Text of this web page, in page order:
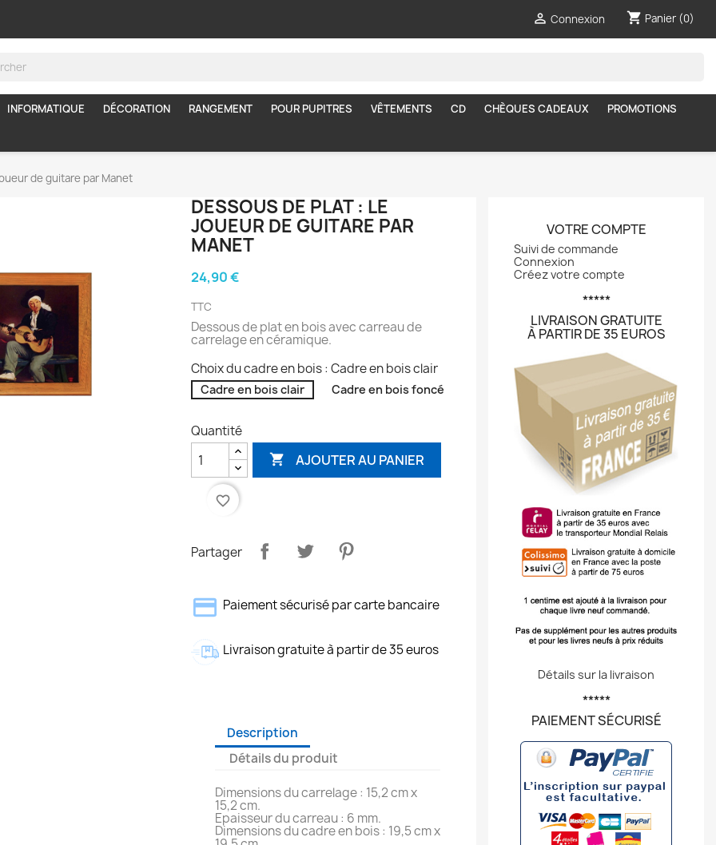
 Connexion shopping_cart Panier (0)
INFORMATIQUE DÉCORATION RANGEMENT POUR PUPITRES VÊTEMENTS CD CHÈQUES CADEAUX
PROMOTIONS
de guitare par Manet
DESSOUS DE PLAT : LE
JOUEUR DE GUITARE PAR
MANET
24,90 €
TTC
Dessous de plat en bois avec carreau de
carrelage en céramique.
Choix du cadre en bois : Cadre en bois clair
Cadre en bois clair Cadre en bois foncé
Quantité
 AJOUTER AU PANIER
favorite_border
Partager
Paiement sécurisé par carte bancaire
Livraison gratuite à partir de 35 euros
Description
Détails du produit
Dimensions du carrelage : 15,2 cm x
15,2 cm.
Epaisseur du carreau : 6 mm.
Dimensions du cadre en bois : 19,5 cm x
VOTRE COMPTE
Suivi de commande
Connexion
Créez votre compte
*****
LIVRAISON GRATUITE
À PARTIR DE 35 EUROS
Détails sur la livraison
*****
PAIEMENT SÉCURISÉ